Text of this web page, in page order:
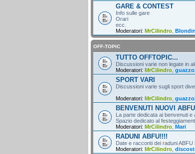
GARE & CONTEST
Info sulle gare
Orari
ecc.
Moderatori: MrCilindro
OFF-TOPIC
TUTTO OFFTOPIC...
Discussioni varie non legate in
Moderatori: MrCilindro
SPORT VARI
Discussioni varie sugli sport
Moderatori: MrCilindro
BENVENUTI NUOVI
La parte dedicata ai benvenuti
Spazio dedicato al
Moderatori: MrCilindro Mari
RADUNI ABFU!!!!
Date e racconti dei raduni ABFU
Moderatori: MrCilindro